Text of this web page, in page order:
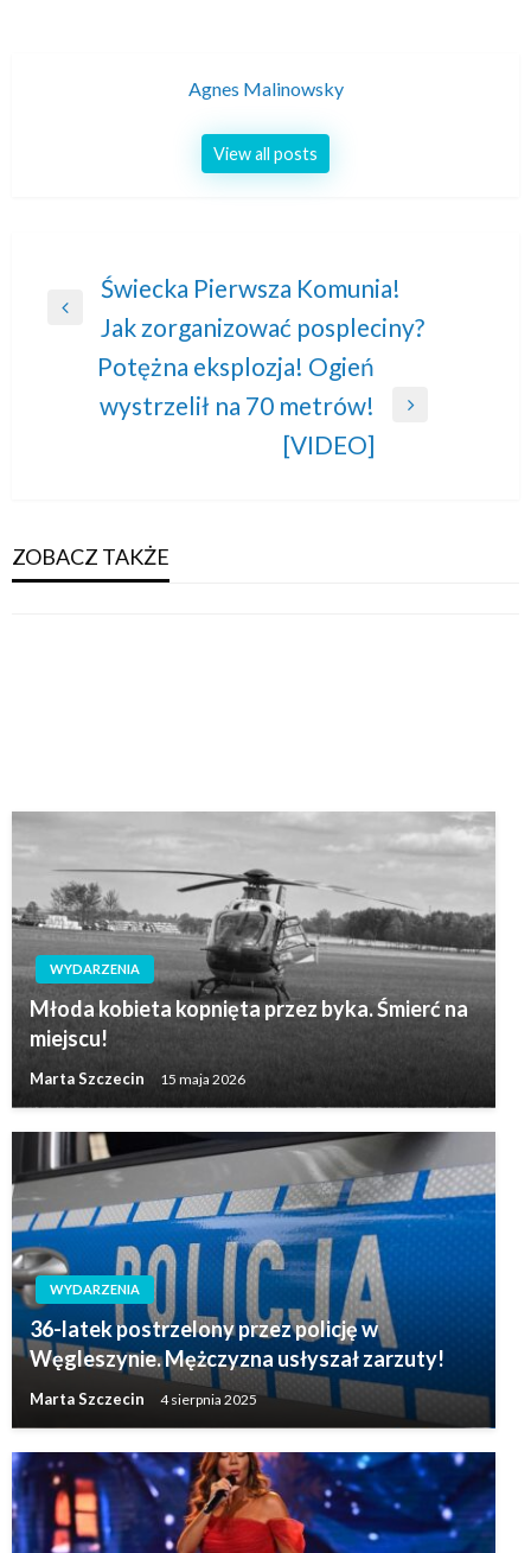
Agnes Malinowsky
View all posts
Nawigacja
wpisu
Previous
Świecka Pierwsza Komunia!
Jak zorganizować pospleciny?
Potężna eksplozja! Ogień
wystrzelił na 70 metrów!
[VIDEO]
ZOBACZ TAKŻE
WYDARZENIA
Młoda kobieta kopnięta przez byka. Śmierć na
miejscu!
Marta Szczecin 15 maja 2026
WYDARZENIA
36-latek postrzelony przez policję w
Węgleszynie. Mężczyzna usłyszał zarzuty!
Marta Szczecin 4 sierpnia 2025